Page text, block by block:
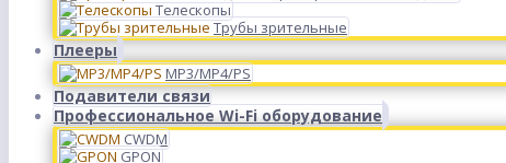
Телескопы
Трубы зрительные
Плееры
MP3/MP4/PS
Подавители связи
Профессиональное Wi-Fi оборудование
CWDM
GPON